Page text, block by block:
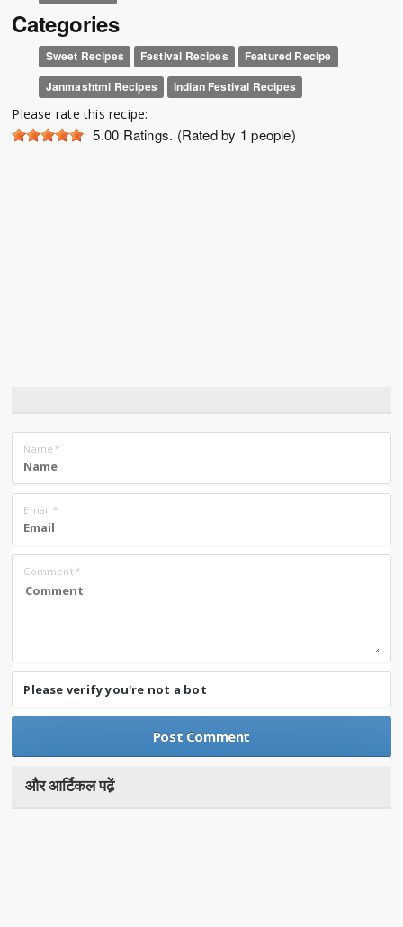
Categories
Sweet Recipes Festival Recipes
Featured Recipe
Janmashtmi Recipes
Indian Festival Recipes
Please rate this recipe:
5.00 Ratings. (Rated by 1 people)
Name *
Email *
Comment*
Please verify you're not a bot
और आर्टिकल पढे़ं